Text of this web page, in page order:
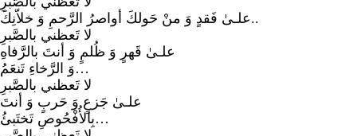
علـىٰ فَقدٍ وَ منْ حَولكَ أواصرُ الرَّحمِ وَ خلاّنِكَ..
لا تَعظني بالصَّبرِ
علـىٰ قَهرٍ وَ ظُلمٍ وَ أنتَ بالرَّفاهِ
وَ الرَّخاءِ تَنعَمُ…
لا تَعظني بالصَّبرِ
علـىٰ جَزعٍ وَ حَربٍ وَ أنتَ
بِالأُفْحُوصِ تَختَبئُ…